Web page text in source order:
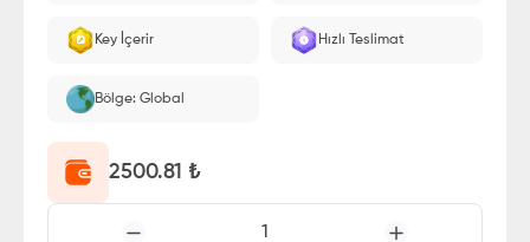
Key İçerir Hızlı Teslimat
Bölge: Global
2500.81 ₺
1